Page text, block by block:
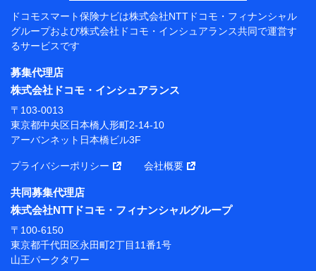
東京都千代田区永田町2丁目11番1号 山王パークタワー
株式会社NTTドコモ 代表取締役社長 前田 義晃
東京都中央区日本橋人形町2-14-10 アーバンネット日
本橋ビル 3F
長 吉村 忠義
※ 当社および株式会社NTTドコモは、お客さまの情報
ソナルデータ憲章」に定める行動原則を順守します 。
※ パーソナルデータダッシュボードの「第三者提供の
管理」の設定状態にかかわらず、共同利用する場合があ
ります。
※ dポイントクラブ会員ではないお客さま（2019年12
月11日以降、一度もdポイントクラブ会員であったこと
がないお客さまに限る）に関する、2019年12月10日以
ドコモスマート保険ナビは株式会社NTTドコモ・フィナンシャル
グループおよび株式会社ドコモ・インシュアランス共同で運営す
るサービスです
募集代理店
株式会社ドコモ・インシュアランス
〒103-0013
東京都中央区日本橋人形町2-14-10
アーバンネット日本橋ビル3F
プライバシーポリシー 会社概要
共同募集代理店
株式会社NTTドコモ・フィナンシャルグループ
〒100-6150
東京都千代田区永田町2丁目11番1号
山王パークタワー